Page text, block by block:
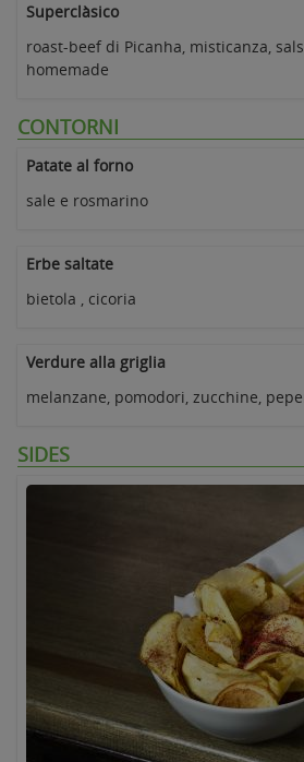
Superclàsico
roast-beef di Picanha, misticanza,
homemade
CONTORNI
Patate al forno
sale e rosmarino
Erbe saltate
bietola , cicoria
Verdure alla griglia
melanzane, pomodori, zucchine,
SIDES